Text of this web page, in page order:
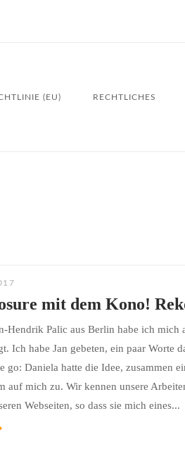
(EU) RECHTLICHES
mit dem Kono!
Hendrik Palic aus Berlin habe ich mich
Ich habe Jan gebeten, ein paar Worte
go: Daniela hatte die Idee, zusammen
auf mich zu. Wir kennen unsere
Webseiten, so dass sie mich eines...